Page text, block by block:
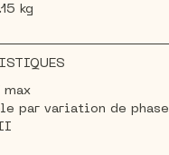
kg
max
par variation de phase
II